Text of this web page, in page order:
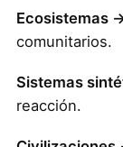
Ecosistemas
comunitarios.
Sistemas
reacción.